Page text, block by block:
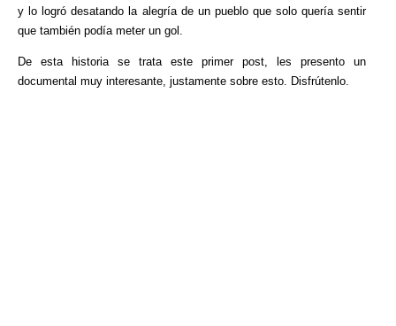
y lo logró desatando la alegría de un pueblo que solo quería sentir
que también podía meter un gol.
De esta historia se trata este primer post, les presento un
documental muy interesante, justamente sobre esto. Disfrútenlo.